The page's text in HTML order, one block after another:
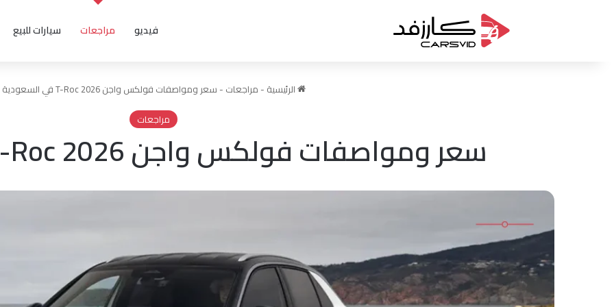
فيديو مراجعات سيارات للبيع
الرئيسية - مراجعات - سعر ومواصفات فولكس واجن T-Roc 2026 في السعودية
مراجعات
سعر ومواصفات فولكس واجن T-Roc 2026 في السعودية